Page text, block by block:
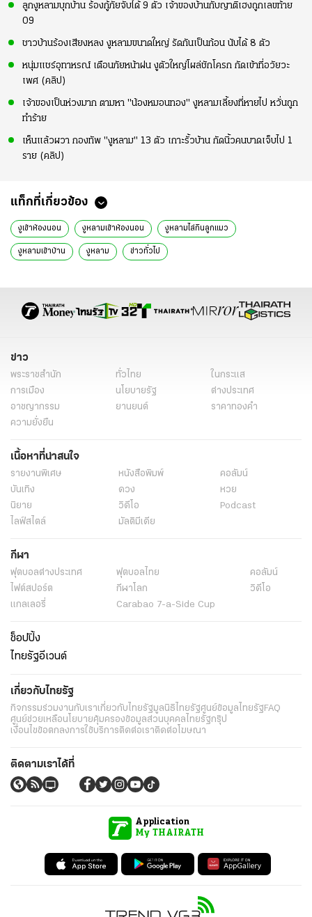
ลูกงูหลามบุกบ้าน ร้องกู้ภัยจับได้ 9 ตัว เจ้าของบ้านกับญาติเฮงถูกเลขท้าย
09
ชาวบ้านร้องเสียงหลง งูหลามขนาดใหญ่ รัดกันเป็นก้อน นับได้ 8 ตัว
หนุ่มแชร์อุทาหรณ์ เตือนภัยหน้าฝน งูตัวใหญ่โผล่ชักโครก กัดเข้าที่อวัยวะ
เพศ (คลิป)
เจ้าของเป็นห่วงมาก ตามหา "น้องหมอนทอง" งูหลามเลี้ยงที่หายไป หวั่นถูก
ทำร้าย
เห็นแล้วผวา กองทัพ "งูหลาม" 13 ตัว เกาะรั้วบ้าน กัดนิ้วคนบาดเจ็บไป 1
ราย (คลิป)
แท็กที่เกี่ยวข้อง
งูเข้าห้องนอน งูหลามเข้าห้องนอน งูหลามไล่กินลูกแมว
งูหลามเข้าบ้าน งูหลาม ข่าวทั่วไป
ข่าว
พระราชสำนัก ทั่วไทย
ในกระแส
การเมือง
นโยบายรัฐ
ต่างประเทศ
อาชญากรรม
ยานยนต์
ราคาทองคำ
ความยั่งยืน
เนื้อหาที่น่าสนใจ
รายงานพิเศษ หนังสือพิมพ์
คอลัมน์
บันเทิง
ดวง
หวย
นิยาย
วิดีโอ
Podcast
ไลฟ์สไตล์
มัลติมีเดีย
กีฬา
ฟุตบอลต่่างประเทศ ฟุตบอลไทย
คอลัมน์
ไฟต์สปอร์ต
กีฬาโลก
วิดีโอ
แกลเลอรี่
Carabao 7-a-Side Cup
ช็อปปิ้ง
ไทยรัฐอีเวนต์
เกี่ยวกับไทยรัฐ
กิจกรรมร่วมงานกับเราเกี่ยวกับไทยรัฐมูลนิธิไทยรัฐศูนย์ข้อมูลไทยรัฐ FAQ
ศูนย์ช่วยเหลือนโยบายคุ้มครองข้อมูลส่วนบุคคลไทยรัฐกรุ๊ป
เงื่อนไขข้อตกลงการใช้บริการติดต่อเราติดต่อโฆษณา
ติดตามเราได้ที่
Application
My THAIRATH